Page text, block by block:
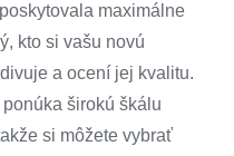
maximálne
kto si vašu novú
a ocení jej kvalitu.
širokú škálu
si môžete vybrať